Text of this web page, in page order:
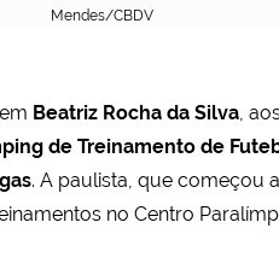
Mendes/CBDV
Beatriz Rocha da Silva,
de Treinamento de
. A paulista, que começou
no Centro